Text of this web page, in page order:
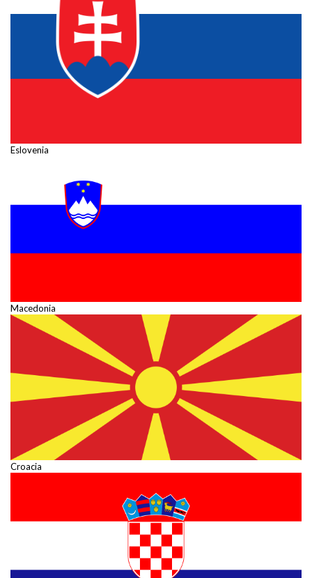
Eslovenia
Macedonia
Croacia